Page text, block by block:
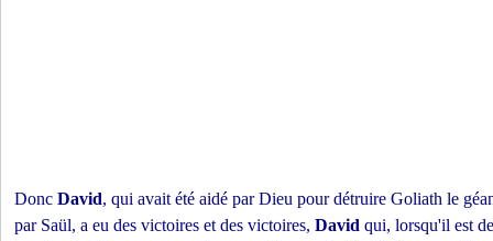
Donc David, qui avait été aidé par Dieu pour détruire Goliath le
par Saül, a eu des victoires et des victoires, David qui, lorsqu'il est